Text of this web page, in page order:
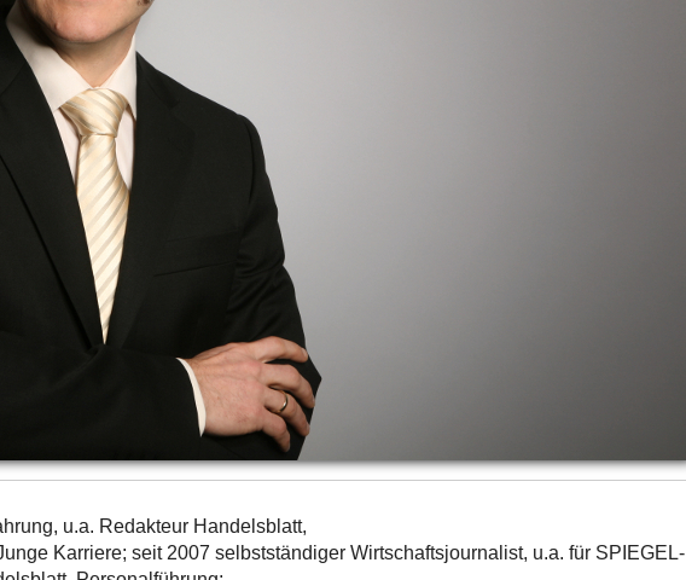
u.a. Redakteur Handelsblatt,
Karriere; seit 2007 selbstständiger Wirtschaftsjournalist, u.a. für SPIEGEL-